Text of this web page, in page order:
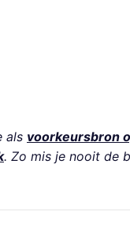
als voorkeursbron
. Zo mis je nooit de